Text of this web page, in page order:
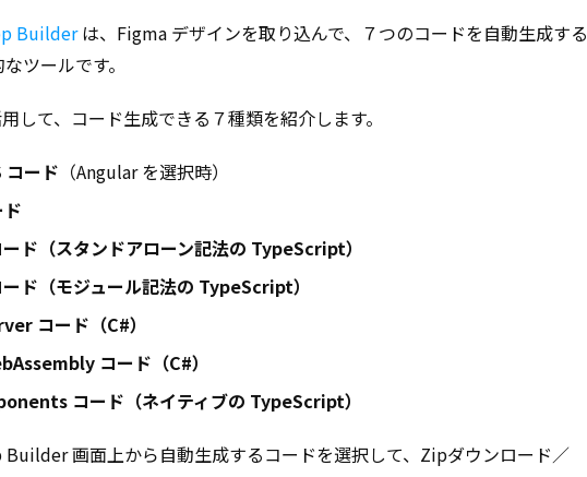
Builderは、Figma デザインを取り込んで、７つのコードを自動生成する
ツールです。
して、コード生成できる７種類を紹介します。
コード （Angular を選択時）
ド（スタンドアローン記法の TypeScript）
ド（モジュール記法の TypeScript）
コード（C#）
コード（C#）
コード（ネイティブの TypeScript）
Builder 画面上から自動生成するコードを選択して、Zipダウンロード／